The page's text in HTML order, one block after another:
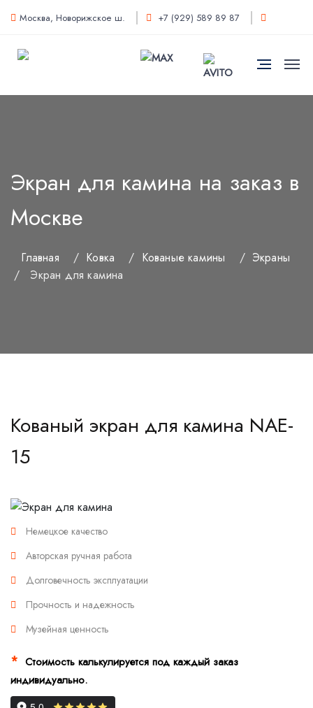
Москва, Новорижское ш. +7 (929) 589 89 87
Экран для камина на заказ в
Москве
Главная / Ковка / Кованые камины / Экраны
/
Экран для камина
Кованый экран для камина NAE-
15
Немецкое качество
Авторская ручная работа
Долговечность эксплуатации
Прочность и надежность
Музейная ценность
* Стоимость калькулируется под каждый заказ
индивидуально.